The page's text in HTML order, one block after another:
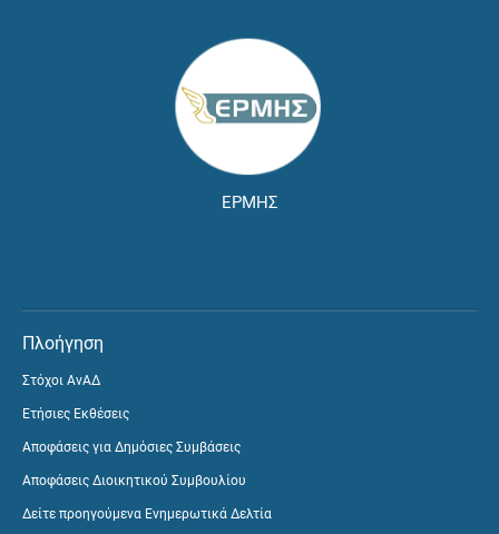
ΕΡΜΗΣ
Πλοήγηση
Στόχοι ΑνΑΔ
Ετήσιες Εκθέσεις
Αποφάσεις για Δημόσιες Συμβάσεις
Αποφάσεις Διοικητικού Συμβουλίου
Δείτε προηγούμενα Ενημερωτικά Δελτία